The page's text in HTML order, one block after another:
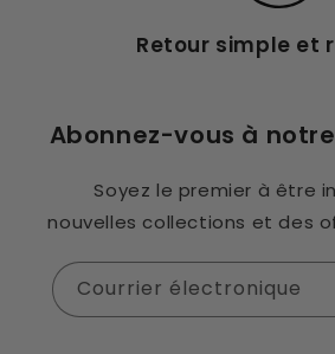
Retour simple et
Abonnez-vous à
Soyez le premier à être
nouvelles collections et des
Courrier électronique